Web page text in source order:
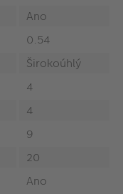
Ano
0.54
Širokoúhlý
4
4
9
20
Ano